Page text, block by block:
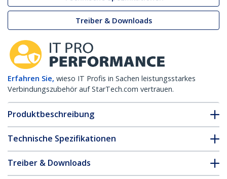
Treiber & Downloads
Erfahren Sie, wieso IT Profis in Sachen leistungsstarkes
Verbindungszubehör auf StarTech.com vertrauen.
Produktbeschreibung
Technische Spezifikationen
Treiber & Downloads